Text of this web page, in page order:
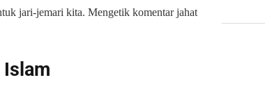
jari-jemari kita. Mengetik komentar jahat
Islam